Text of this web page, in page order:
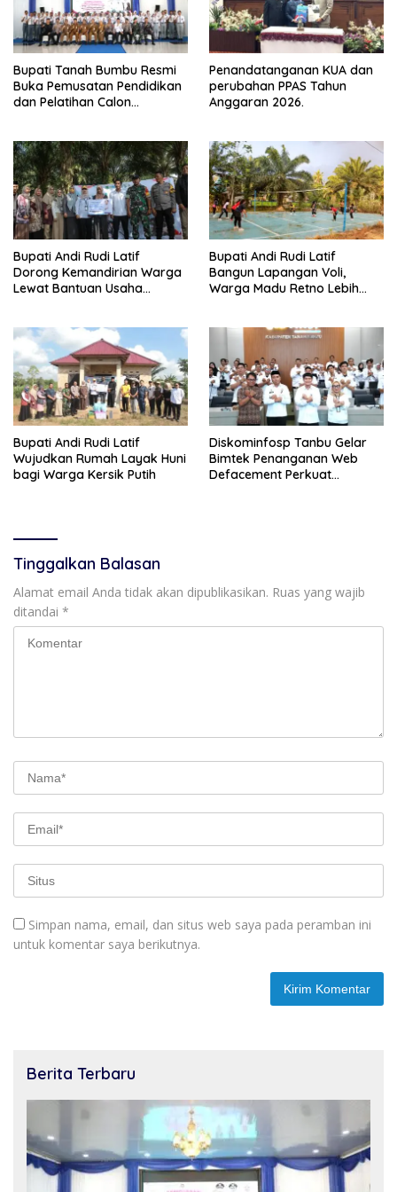
Bupati Tanah Bumbu Resmi
Buka Pemusatan Pendidikan
dan Pelatihan Calon
Penandatanganan KUA dan
perubahan PPAS Tahun
Anggaran 2026.
Bupati Andi Rudi Latif
Dorong Kemandirian Warga
Lewat Bantuan Usaha
Bupati Andi Rudi Latif
Bangun Lapangan Voli,
Warga Madu Retno Lebih
Bupati Andi Rudi Latif
Wujudkan Rumah Layak Huni
bagi Warga Kersik Putih
Diskominfosp Tanbu Gelar
Bimtek Penanganan Web
Defacement Perkuat
Tinggalkan Balasan
Alamat email Anda tidak akan dipublikasikan. Ruas yang wajib
ditandai *
Simpan nama, email, dan situs web saya pada peramban ini
untuk komentar saya berikutnya.
Berita Terbaru